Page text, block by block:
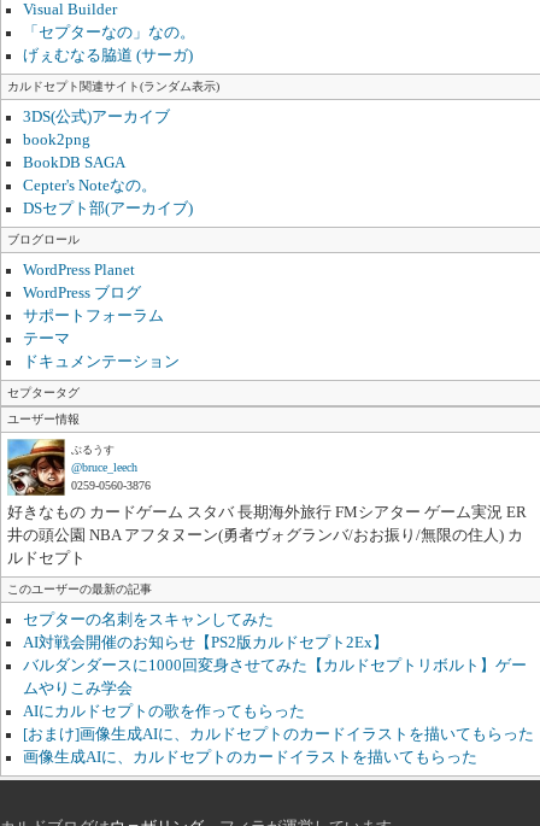
Visual Builder
「セプターなの」なの。
げぇむなる脇道 (サーガ)
カルドセプト関連サイト(ランダム表示)
3DS(公式)アーカイブ
book2png
BookDB SAGA
Cepter's Noteなの。
DSセプト部(アーカイブ)
ブログロール
WordPress Planet
WordPress ブログ
サポートフォーラム
テーマ
ドキュメンテーション
セプタータグ
ユーザー情報
ぶるうす
@bruce_leech
0259-0560-3876
好きなもの カードゲーム スタバ 長期海外旅行 FMシアター ゲーム実況 ER
井の頭公園 NBA アフタヌーン(勇者ヴォグランバ/おお振り/無限の住人) カ
ルドセプト
このユーザーの最新の記事
セプターの名刺をスキャンしてみた
AI対戦会開催のお知らせ【PS2版カルドセプト2Ex】
バルダンダースに1000回変身させてみた【カルドセプトリボルト】ゲー
ムやりこみ学会
AIにカルドセプトの歌を作ってもらった
[おまけ]画像生成AIに、カルドセプトのカードイラストを描いてもらった
画像生成AIに、カルドセプトのカードイラストを描いてもらった